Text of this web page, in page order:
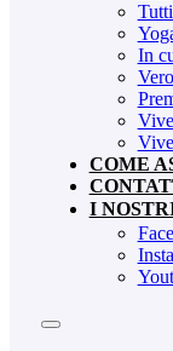
In
COME
I